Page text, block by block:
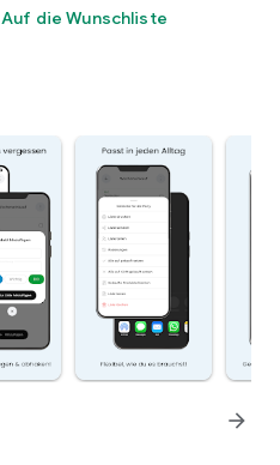
Auf die Wunschliste
arrow_forward